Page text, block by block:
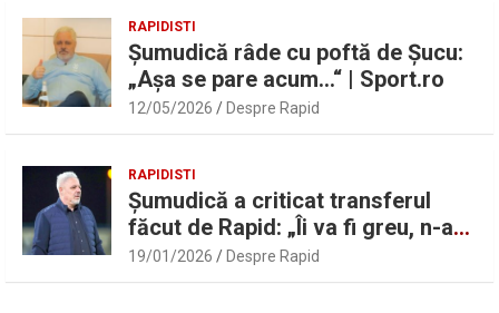
RAPIDISTI
Șumudică râde cu poftă de Șucu:
„Așa se pare acum…“ | Sport.ro
12/05/2026 Despre Rapid
RAPIDISTI
Șumudică a criticat transferul
făcut de Rapid: „Îi va fi greu, n-am
înțeles”
19/01/2026 Despre Rapid